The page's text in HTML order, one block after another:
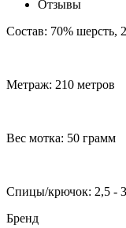
Отзывы
Cостав: 70%
Метраж: 210 метров
Вес мотка: 50 грамм
Спицы/крючок: 2,5 -
Бренд